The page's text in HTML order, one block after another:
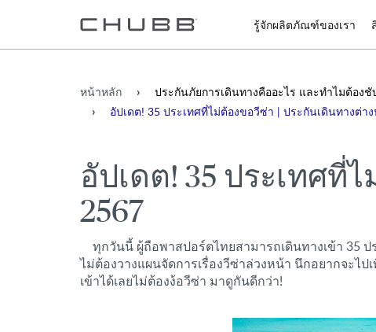
รู้จักผลิตภัณฑ์ของเรา
หน้าหลัก ประกันภัยการเดินทางคืออะไร และทำไมต้องชั
อัปเดต! 35 ประเทศที่ไม่ต้องขอวีซ่า | ประกันเดินทางต่าง
อัปเดต! 35 ประเทศที่
2567
ทุกวันนี้ ผู้ถือพาสปอร์ตไทยสามารถเดินทางเข้า 35 ป
ไม่ต้องวางแผนจัดการเรื่องวีซ่าล่วงหน้า นึกอยากจะไ
เข้าได้เลยไม่ต้องง้อวีซ่า มาดูกันดีกว่า!